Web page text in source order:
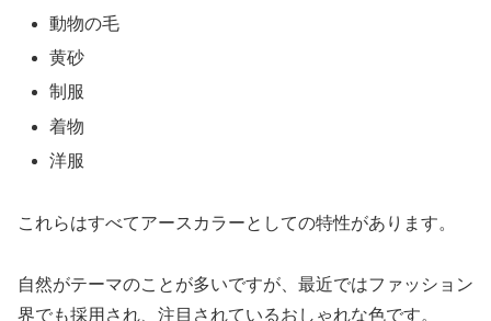
動物の毛
黄砂
制服
着物
洋服
これらはすべてアースカラーとしての特性があります。
自然がテーマのことが多いですが、最近ではファッション
界でも採用され、注目されているおしゃれな色です。